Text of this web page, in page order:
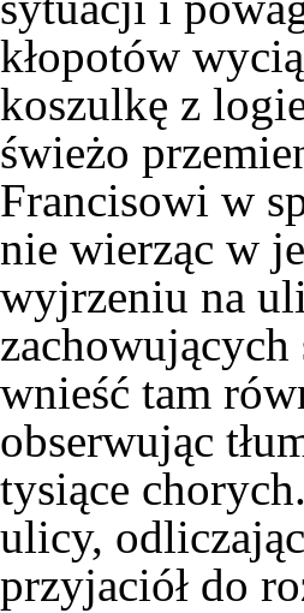
kłopotów
koszulkę z
świeżo
Francisowi w
nie wierząc w
wyjrzeniu na
wnieść tam
obserwując
tysiące
ulicy,
przyjaciół do